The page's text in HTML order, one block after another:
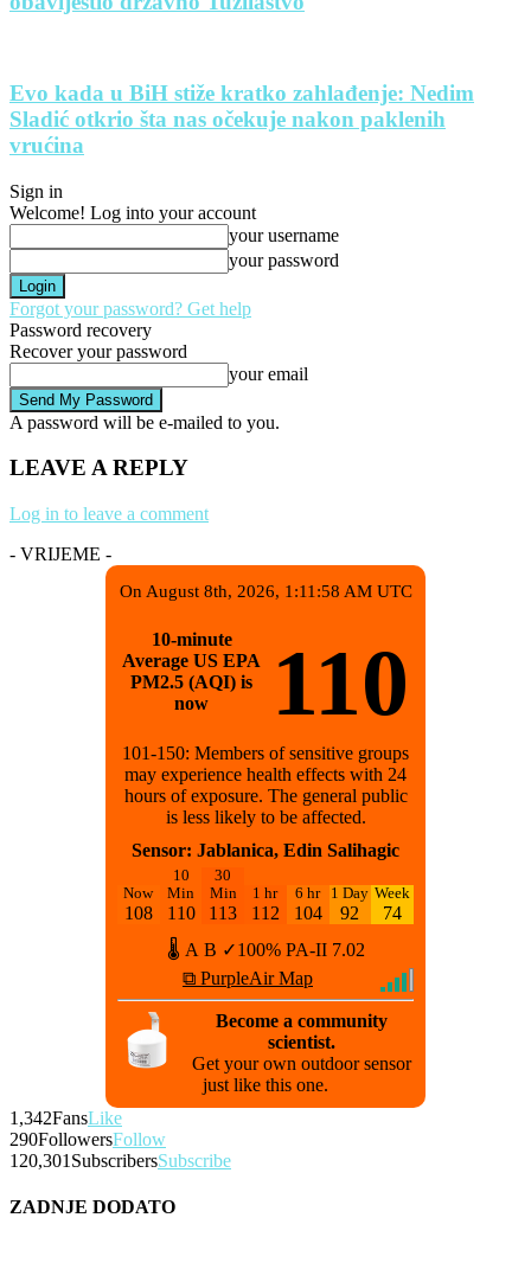
Evo kada u BiH stiže kratko zahlađenje: Nedim
Sladić otkrio šta nas očekuje nakon paklenih
vrućina
Sign in
Welcome! Log into your account
your username
your password
Forgot your password? Get help
Password recovery
Recover your password
your email
A password will be e-mailed to you.
LEAVE A REPLY
Log in to leave a comment
- VRIJEME -
On August 8th, 2026, 1:11:58 AM UTC
10-minute
Average US EPA
PM2.5 (AQI) is
now
110
101-150: Members of sensitive groups
may experience health effects with 24
hours of exposure. The general public
is less likely to be affected.
Sensor: Jablanica, Edin Salihagic
Now
108
10
Min
110
30
Min
113
1 hr
112
6 hr
104
1 Day
92
Week
74
🌡 A B ✓100% PA-II 7.02
⧉ PurpleAir Map
Become a community
scientist.
Get your own outdoor sensor
just like this one.
1,342FansLike
290FollowersFollow
120,301 SubscribersSubscribe
ZADNJE DODATO